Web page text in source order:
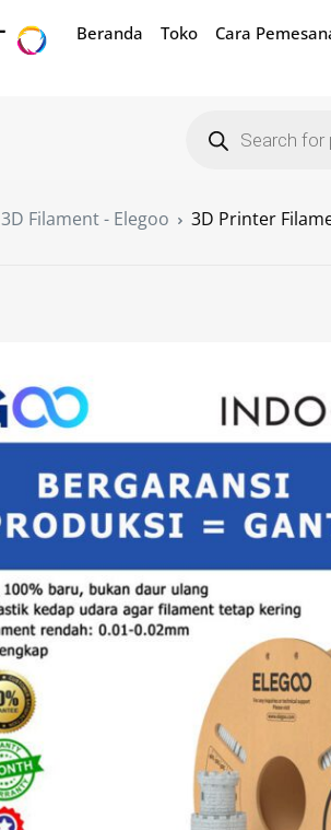
Beranda Toko Cara
3D Filament - Elegoo 3D Printer